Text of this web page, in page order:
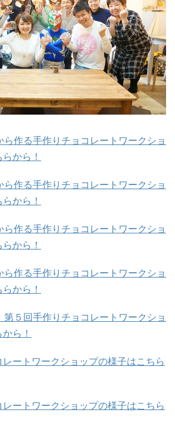
ら作る手作りチョコレートワークショ
から！
ら作る手作りチョコレートワークショ
から！
ら作る手作りチョコレートワークショ
から！
ら作る手作りチョコレートワークショ
から！
第５回手作りチョコレートワークショ
ら！
ートワークショップの様子はこちら
ートワークショップの様子はこちら